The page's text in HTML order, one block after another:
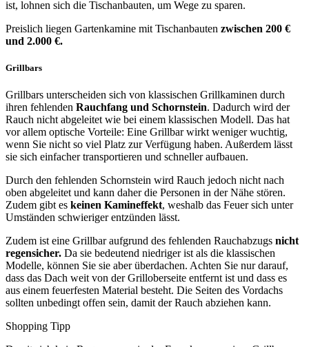
ist, lohnen sich die Tischanbauten, um Wege zu sparen.
Preislich liegen Gartenkamine mit Tischanbauten zwischen 200 €
und 2.000 €.
Grillbars
Grillbars unterscheiden sich von klassischen Grillkaminen durch
ihren fehlenden Rauchfang und Schornstein. Dadurch wird der
Rauch nicht abgeleitet wie bei einem klassischen Modell. Das hat
vor allem optische Vorteile: Eine Grillbar wirkt weniger wuchtig,
wenn Sie nicht so viel Platz zur Verfügung haben. Außerdem lässt
sie sich einfacher transportieren und schneller aufbauen.
Durch den fehlenden Schornstein wird Rauch jedoch nicht nach
oben abgeleitet und kann daher die Personen in der Nähe stören.
Zudem gibt es keinen Kamineffekt, weshalb das Feuer sich unter
Umständen schwieriger entzünden lässt.
Zudem ist eine Grillbar aufgrund des fehlenden Rauchabzugs nicht
regensicher. Da sie bedeutend niedriger ist als die klassischen
Modelle, können Sie sie aber überdachen. Achten Sie nur darauf,
dass das Dach weit von der Grilloberseite entfernt ist und dass es
aus einem feuerfesten Material besteht. Die Seiten des Vordachs
sollten unbedingt offen sein, damit der Rauch abziehen kann.
Shopping Tipp